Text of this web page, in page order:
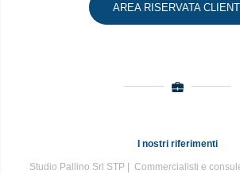
AREA RISERVATA
I nostri riferimenti
Studio Pallino Srl STP | Commercialisti e